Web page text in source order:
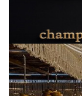
Elections 2023
Γλώσσα